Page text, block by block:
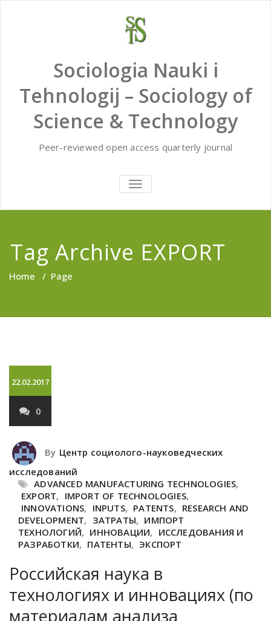
Sociologia Nauki i
Tehnologij – Sociology of
Science & Technology
Peer-reviewed open access quarterly journal
TOGGLE
NAVIGATION
Tag Archive EXPORT
Home / Page
22.02.2017
0
By Центр социолого-науковедческих
исследований
ADVANCED MANUFACTURING TECHNOLOGIES,
EXPORT, IMPORT OF TECHNOLOGIES,
INNOVATIONS, INPUTS, PATENTS, RESEARCH AND
DEVELOPMENT, ЗАТРАТЫ, ИМПОРТ
ТЕХНОЛОГИЙ, ИННОВАЦИИ, ИССЛЕДОВАНИЯ И
РАЗРАБОТКИ, ПАТЕНТЫ, ЭКСПОРТ
Российская наука в
технологиях и инновациях (по
материалам анализа